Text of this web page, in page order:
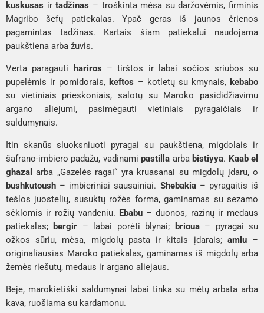
kuskusas irtadžinas – troškinta mėsa su daržovėmis, firminis
Magribo šefų patiekalas. Ypač geras iš jaunos ėrienos
pagamintas tadžinas. Kartais šiam patiekalui naudojama
paukštiena arba žuvis.
Verta paragauti hariros – tirštos ir labai sočios sriubos su
pupelėmis ir pomidorais, keftos – kotletų su kmynais, kebabo
su vietiniais prieskoniais, salotų su Maroko pasididžiavimu
argano aliejumi, pasimėgauti vietiniais pyragaičiais ir
saldumynais.
Itin skanūs sluoksniuoti pyragai su paukštiena, migdolais ir
šafrano-imbiero padažu, vadinamipastilla arba bistiyya. Kaab el
ghazal arba „Gazelės ragai“ yra kruasanai su migdolų įdaru, o
bushkutoush – imbieriniai sausainiai. Shebakia– pyragaitis iš
tešlos juostelių, susuktų rožės forma, gaminamas su sezamo
sėklomis ir rožių vandeniu. Ebabu– duonos, razinų ir medaus
patiekalas;
bergir – labai porėti blynai; brioua– pyragai su
ožkos sūriu, mėsa, migdolų pasta ir kitais įdarais; amlu –
originaliausias Maroko patiekalas, gaminamas iš migdolų arba
žemės riešutų, medaus ir argano aliejaus.
Beje, marokietiški saldumynai labai tinka su mėtų arbata arba
kava, ruošiama su kardamonu.